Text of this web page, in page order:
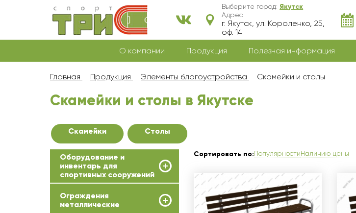
Выберите город: Якутск
Адрес
г. Якутск, ул. Короленко, 25,
оф. 14
О компании Продукция Полезная информация
Главная Продукция Элементы благоустройства Скамейки и столы
Скамейки и столы в Якутскe
Скамейки Столы
Оборудование и
инвентарь для
спортивных сооружений
Ограждения
металлические
Сортировать по:ПопулярностиНаличию цены